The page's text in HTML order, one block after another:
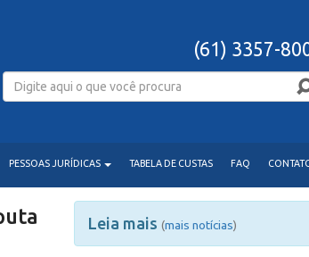
(61) 3357-
PESSOAS JURÍDICAS TABELA DE CUSTAS FAQ
Leia mais (mais notícias)